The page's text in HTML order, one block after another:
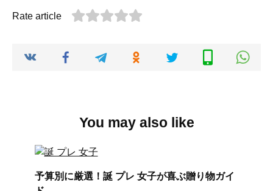
Rate article
You may also like
予算別に厳選！誕 プレ 女子が喜ぶ贈り物ガイ